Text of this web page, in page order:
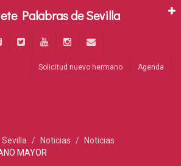
Solicitud nuevo hermano Agenda
Sevilla Noticias
Noticias
MAYOR
Palabras de Sevilla